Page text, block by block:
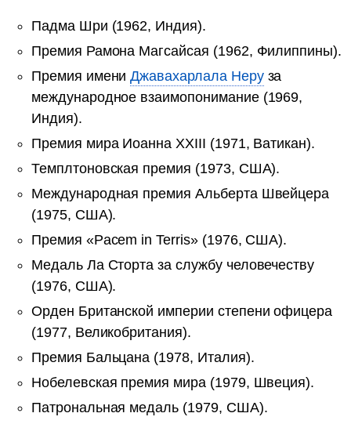
Падма Шри (1962, Индия).
Премия Рамона Магсайсая (1962, Филиппины).
Премия имениДжавахарлала Неруза
международное взаимопонимание (1969,
Индия).
Премия мира Иоанна XXIII (1971, Ватикан).
Темплтоновская премия (1973, США).
Международная премия Альберта Швейцера
(1975, США).
Премия «Pacem in Terris» (1976, США).
Медаль Ла Сторта за службу человечеству
(1976, США).
Орден Британской империи степени офицера
(1977, Великобритания).
Премия Бальцана (1978, Италия).
Нобелевская премия мира (1979, Швеция).
Патрональная медаль (1979, США).